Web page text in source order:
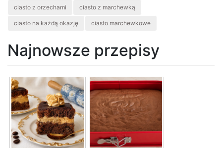
ciasto z orzechami ciasto z marchewką
ciasto na każdą okazję ciasto marchewkowe
Najnowsze przepisy